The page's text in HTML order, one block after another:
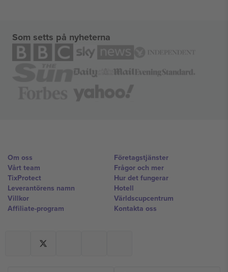
Som setts på nyheterna
Om oss
Vårt team
TixProtect
Leverantörens namn
Villkor
Affiliate-program
Företagstjänster
Frågor och mer
Hur det fungerar
Hotell
Världscupcentrum
Kontakta oss